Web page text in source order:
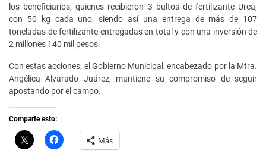
los beneficiarios, quienes recibieron 3 bultos de fertilizante Urea,
con 50 kg cada uno, siendo así una entrega de más de 107
toneladas de fertilizante entregadas en total y con una inversión de
2 millones 140 mil pesos.
Con estas acciones, el Gobierno Municipal, encabezado por la Mtra.
Angélica Alvarado Juárez, mantiene su compromiso de seguir
apostando por el campo.
Comparte esto:
C
l
H
a Más